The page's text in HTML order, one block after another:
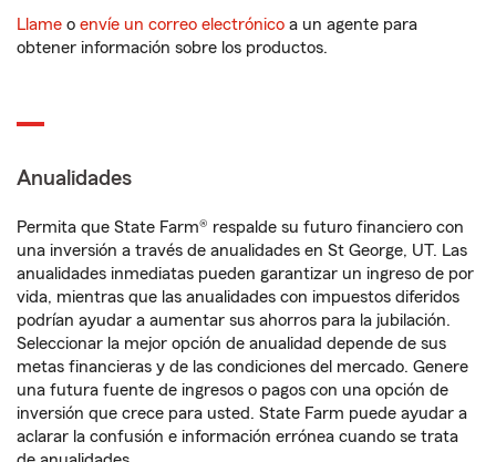
Llame o envíe un correo electrónico a un agente para
obtener información sobre los productos.
Anualidades
Permita que State Farm® respalde su futuro financiero con
una inversión a través de anualidades en St George, UT. Las
anualidades inmediatas pueden garantizar un ingreso de por
vida, mientras que las anualidades con impuestos diferidos
podrían ayudar a aumentar sus ahorros para la jubilación.
Seleccionar la mejor opción de anualidad depende de sus
metas financieras y de las condiciones del mercado. Genere
una futura fuente de ingresos o pagos con una opción de
inversión que crece para usted. State Farm puede ayudar a
aclarar la confusión e información errónea cuando se trata